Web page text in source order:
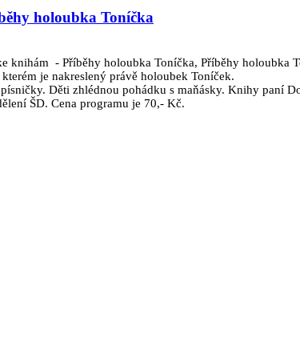
holoubka Toníčka
knihám - Příběhy holoubka Toníčka, Příběhy holoubka
je nakreslený právě holoubek Toníček.
Děti zhlédnou pohádku s maňásky. Knihy paní
ŠD. Cena programu je 70,- Kč.